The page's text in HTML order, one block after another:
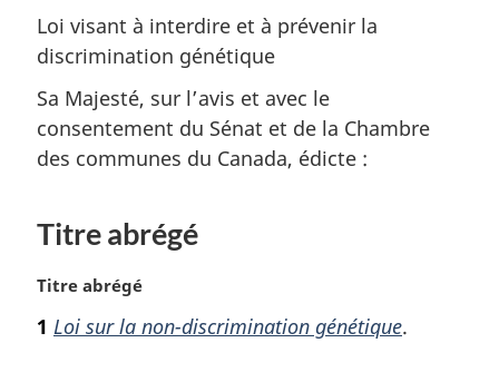
Loi visant à interdire et à prévenir la
discrimination génétique
Sa Majesté, sur l’avis et avec le
consentement du Sénat et de la Chambre
des communes du Canada, édicte :
Titre abrégé
N
t
Titre abrégé
1 Loi sur la non-discrimination génétique.